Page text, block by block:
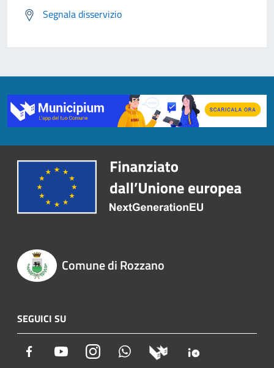
Segnala disservizio
Comune di Rozzano
SEGUICI SU
Facebook YoutubeInstagram Whatsapp